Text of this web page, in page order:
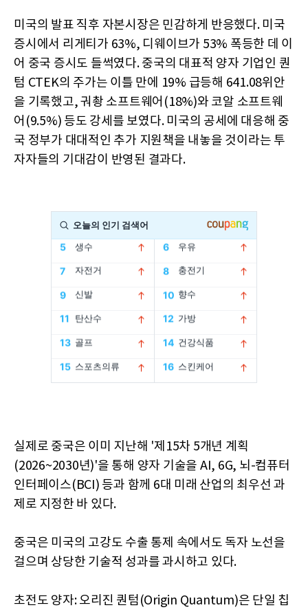
미국의 발표 직후 자본시장은 민감하게 반응했다. 미국
증시에서 리게티가 63%, 디웨이브가 53% 폭등한 데 이
어 중국 증시도 들썩였다. 중국의 대표적 양자 기업인 퀀
텀 CTEK의 주가는 이틀 만에 19% 급등해 641.08위안
을 기록했고, 궈촹 소프트웨어(18%)와 코알 소프트웨
어(9.5%) 등도 강세를 보였다. 미국의 공세에 대응해 중
국 정부가 대대적인 추가 지원책을 내놓을 것이라는 투
자자들의 기대감이 반영된 결과다.
실제로 중국은 이미 지난해 '제15차 5개년 계획
(2026~2030년)'을 통해 양자 기술을 AI, 6G, 뇌-컴퓨터
인터페이스(BCI) 등과 함께 6대 미래 산업의 최우선 과
제로 지정한 바 있다.
중국은 미국의 고강도 수출 통제 속에서도 독자 노선을
걸으며 상당한 기술적 성과를 과시하고 있다.
초전도 양자: 오리진 퀀텀(Origin Quantum)은 단일 칩